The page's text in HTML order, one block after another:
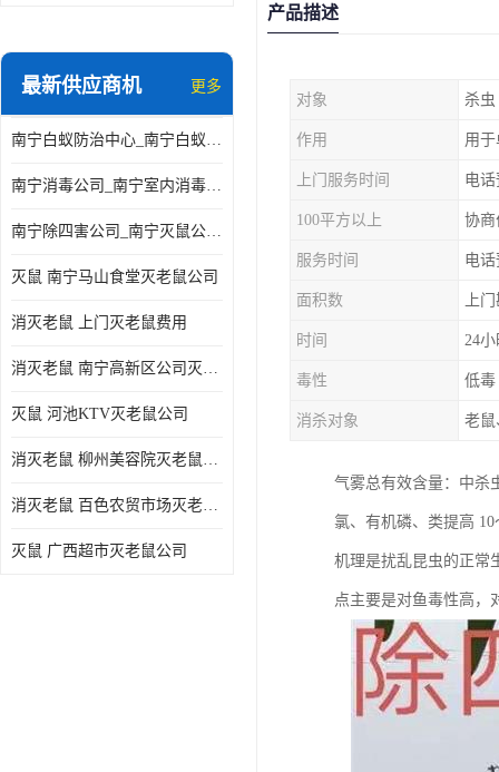
最新供应商机 更多
南宁白蚁防治中心_南宁白蚁防治所电话_南宁白蚁防治公司
南宁消毒公司_南宁室内消毒_南宁室内消毒公司
南宁除四害公司_南宁灭鼠公司_南宁杀虫公司
灭鼠 南宁马山食堂灭老鼠公司
消灭老鼠 上门灭老鼠费用
消灭老鼠 南宁高新区公司灭老鼠
灭鼠 河池KTV灭老鼠公司
消灭老鼠 柳州美容院灭老鼠费用
消灭老鼠 百色农贸市场灭老鼠公司
灭鼠 广西超市灭老鼠公司
产品描述
对象 杀虫
作用 用
上门服务时间 电
100平方以上 协商
服务时间 电
面积数 上
时间 24
毒性 低毒
消杀对象 老鼠
气雾总有效含量：中杀
氯、有机磷、类提高
机理是扰乱昆虫的正常
点主要是对鱼毒性高，